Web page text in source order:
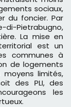
sociaux,
du foncier. Par
di-Pietrabugno,
La mise en
est un
communes à
de logements
limités,
des PLI, des
les